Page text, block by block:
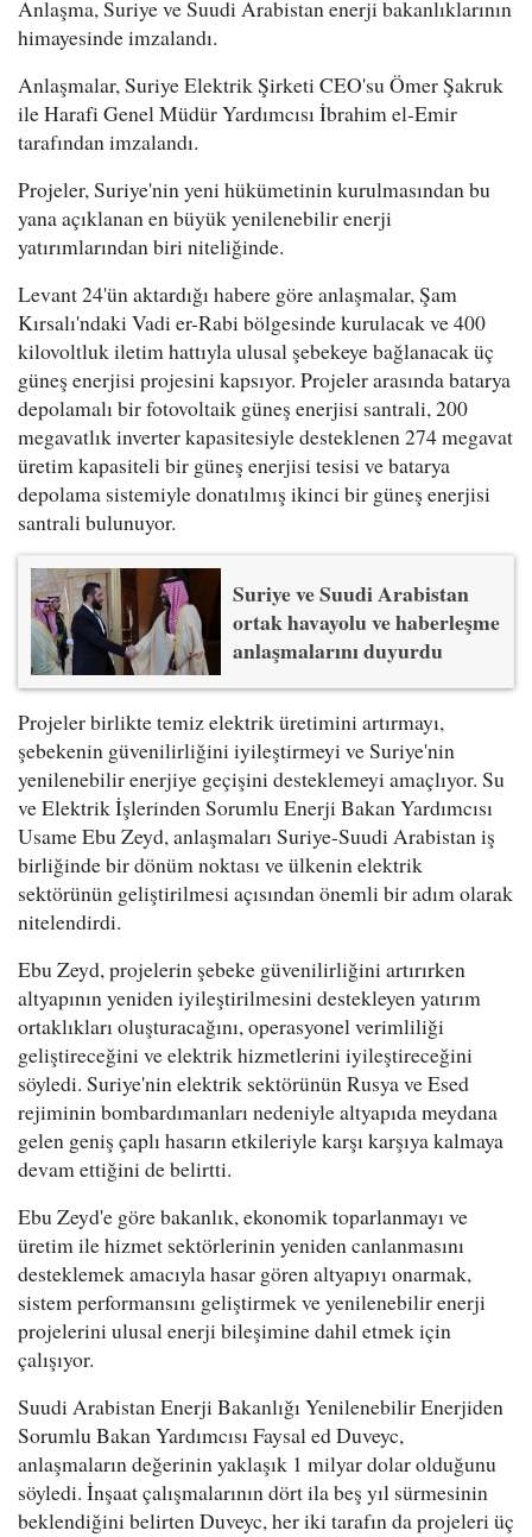
Anlaşma, Suriye ve Suudi Arabistan enerji bakanlıklarının
himayesinde imzalandı.
Anlaşmalar, Suriye Elektrik Şirketi CEO'su Ömer Şakruk
ile Harafi Genel Müdür Yardımcısı İbrahim el-Emir
tarafından imzalandı.
Projeler, Suriye'nin yeni hükümetinin kurulmasından bu
yana açıklanan en büyük yenilenebilir enerji
yatırımlarından biri niteliğinde.
Levant 24'ün aktardığı habere göre anlaşmalar, Şam
Kırsalı'ndaki Vadi er-Rabi bölgesinde kurulacak ve 400
kilovoltluk iletim hattıyla ulusal şebekeye bağlanacak üç
güneş enerjisi projesini kapsıyor. Projeler arasında batarya
depolamalı bir fotovoltaik güneş enerjisi santrali, 200
megavatlık inverter kapasitesiyle desteklenen 274 megavat
üretim kapasiteli bir güneş enerjisi tesisi ve batarya
depolama sistemiyle donatılmış ikinci bir güneş enerjisi
santrali bulunuyor.
Suriye ve Suudi Arabistan
ortak havayolu ve haberleşme
anlaşmalarını duyurdu
Projeler birlikte temiz elektrik üretimini artırmayı,
şebekenin güvenilirliğini iyileştirmeyi ve Suriye'nin
yenilenebilir enerjiye geçişini desteklemeyi amaçlıyor. Su
ve Elektrik İşlerinden Sorumlu Enerji Bakan Yardımcısı
Usame Ebu Zeyd, anlaşmaları Suriye-Suudi Arabistan iş
birliğinde bir dönüm noktası ve ülkenin elektrik
sektörünün geliştirilmesi açısından önemli bir adım olarak
nitelendirdi.
Ebu Zeyd, projelerin şebeke güvenilirliğini artırırken
altyapının yeniden iyileştirilmesini destekleyen yatırım
ortaklıkları oluşturacağını, operasyonel verimliliği
geliştireceğini ve elektrik hizmetlerini iyileştireceğini
söyledi. Suriye'nin elektrik sektörünün Rusya ve Esed
rejiminin bombardımanları nedeniyle altyapıda meydana
gelen geniş çaplı hasarın etkileriyle karşı karşıya kalmaya
devam ettiğini de belirtti.
Ebu Zeyd'e göre bakanlık, ekonomik toparlanmayı ve
üretim ile hizmet sektörlerinin yeniden canlanmasını
desteklemek amacıyla hasar gören altyapıyı onarmak,
sistem performansını geliştirmek ve yenilenebilir enerji
projelerini ulusal enerji bileşimine dahil etmek için
çalışıyor.
Suudi Arabistan Enerji Bakanlığı Yenilenebilir Enerjiden
Sorumlu Bakan Yardımcısı Faysal ed Duveyc,
anlaşmaların değerinin yaklaşık 1 milyar dolar olduğunu
söyledi. İnşaat çalışmalarının dört ila beş yıl sürmesinin
beklendiğini belirten Duveyc, her iki tarafın da projeleri üç